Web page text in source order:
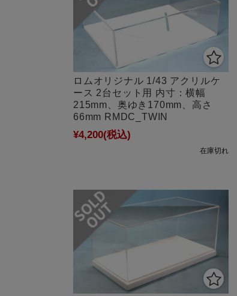
ロムオリジナル 1/43 アクリルケ
ース 2台セット用 内寸：横幅
215mm、奥ゆき170mm、高さ
66mm RMDC_TWIN
¥4,200(税込)
在庫切れ